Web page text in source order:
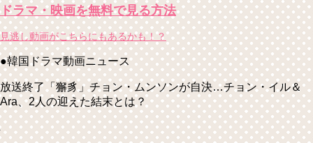
ドラマ・映画を無料で見る方法
見逃し動画がこちらにもあるかも！？
●韓国ドラマ動画ニュース
放送終了「獬豸」チョン・ムンソンが自決…チョン・イル＆
Ara、2人の迎えた結末とは？